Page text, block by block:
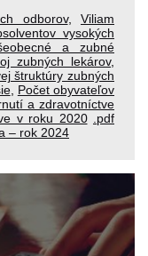
odborov, Viliam
vysokých
a zubné
zubných lekárov,
štruktúry zubných
, Počet obyvateľov
a zdravotníctve
v roku 2020
.pdf
– rok 2024